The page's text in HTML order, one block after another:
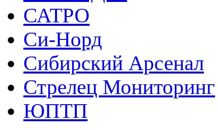
САТРО
Си-Норд
Сибирский Арсенал
Стрелец Мониторинг
ЮПТП